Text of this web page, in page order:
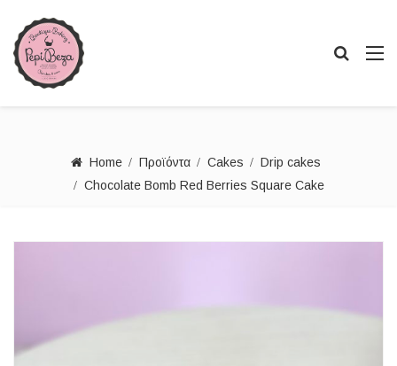
Home Προϊόντα Cakes
Drip cakes
Chocolate Bomb Red Berries Square Cake